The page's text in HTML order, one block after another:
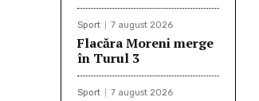
Sport 7 august 2026
Flacăra Moreni merge
în Turul 3
Sport 7 august 2026